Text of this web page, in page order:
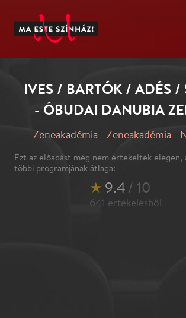
- ÓBUDAI DANUBIA
Zeneakadémia - Zeneakadémia -
Ezt az előadást még nem értekelték elegen, az
★9.4/ 10
641 értékelésből